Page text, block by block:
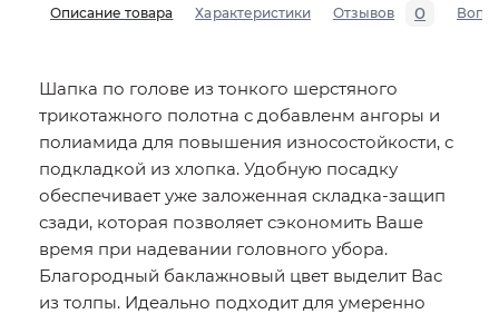
Описание товара Характеристики Отзывов 0
Шапка по голове из тонкого шерстяного
трикотажного полотна с добавленм ангоры и
полиамида для повышения износостойкости, с
подкладкой из хлопка. Удобную посадку
обеспечивает уже заложенная складка-защип
сзади, которая позволяет сэкономить Ваше
время при надевании головного убора.
Благородный баклажновый цвет выделит Вас
из толпы. Идеально подходит для умеренно